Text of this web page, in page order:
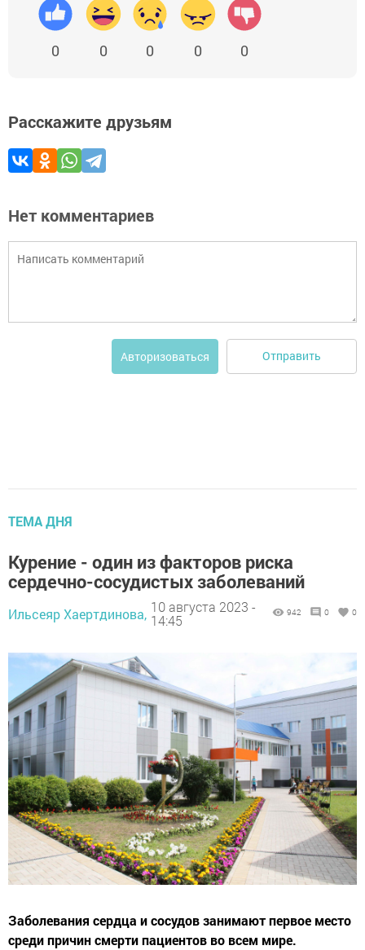
0 0 0 0 0
Расскажите друзьям
Нет комментариев
Авторизоваться Отправить
ТЕМА ДНЯ
Курение - один из факторов риска
сердечно-сосудистых заболеваний
Ильсеяр Хаертдинова, 10 августа 2023 -
14:45
942 0 0
Заболевания сердца и сосудов занимают первое место
среди причин смерти пациентов во всем мире.